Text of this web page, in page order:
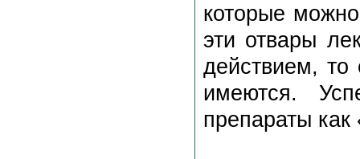
которые
эти отвары
действием, то
имеются.
препараты